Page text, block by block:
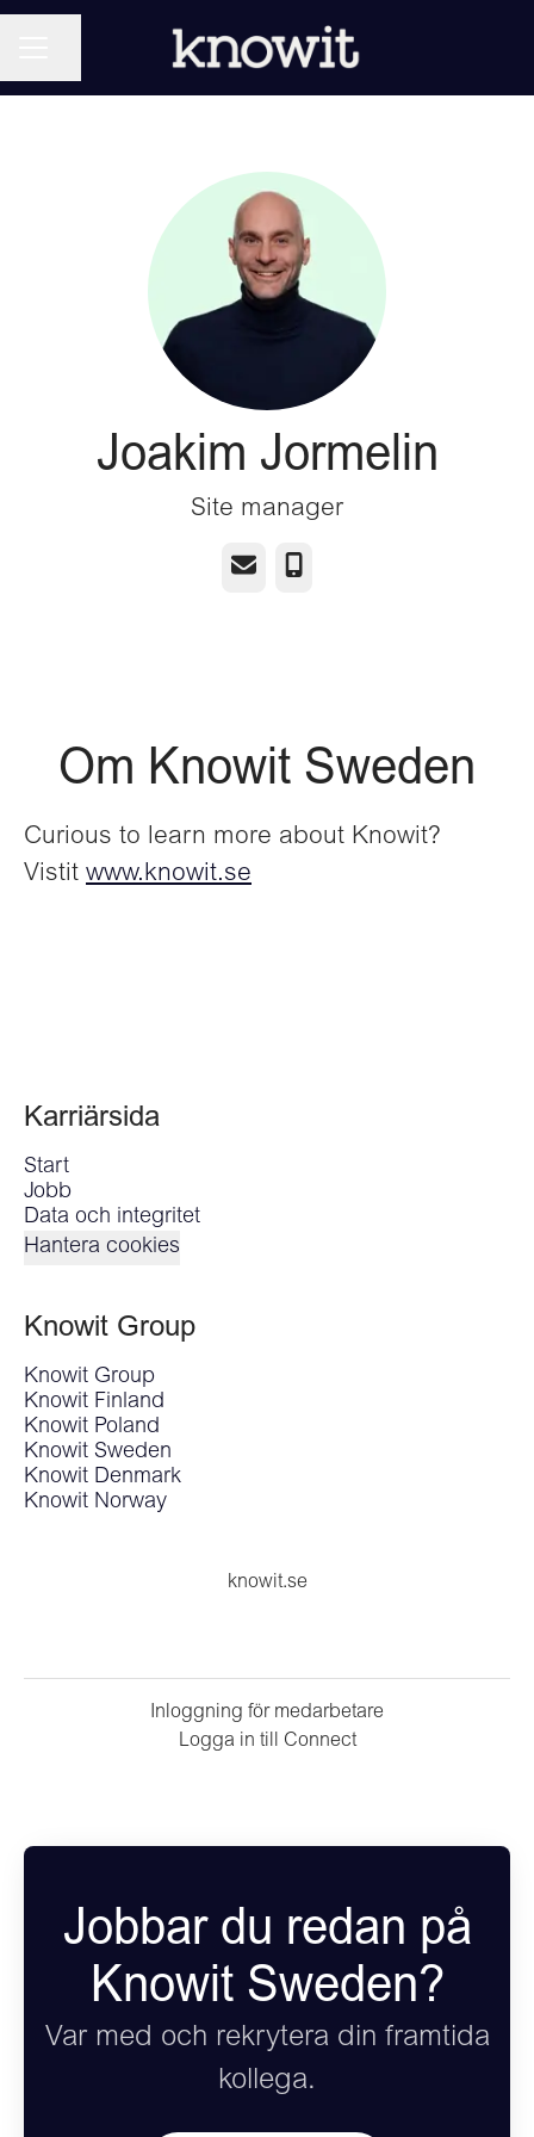
Joakim Jormelin
Site manager
E-post
Om Knowit Sweden
Curious to learn more about Knowit?
Vistit www.knowit.se
Karriärsida
Start
Jobb
Data och integritet
Hantera cookies
Knowit Group
Knowit Group
Knowit Finland
Knowit Poland
Knowit Sweden
Knowit Denmark
Knowit Norway
knowit.se
Inloggning för medarbetare
Logga in till Connect
Jobbar du redan på
Knowit Sweden?
Var med och rekrytera din framtida
kollega.